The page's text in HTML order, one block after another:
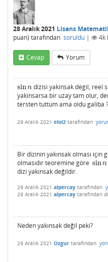
28 Aralık 2021 Lisans
puan) tarafından soruldu | 4k
Cevap Yorum
sinn
sinn dizisi yakinsak degil, reel
yakinsarsa bir uzay tam olur,
tersten tuttum ama oldu galiba ?
29 Aralık 2021 eloi2 tarafından
Bir dizinin yakınsak olması için
olmasıdır teoremine göre sinn
sinn
dizi yakınsak değildir.
29 Aralık 2021 alpercay tarafından
29 Aralık 2021 alpercay tarafından
Neden yakınsak değil peki?
29 Aralık 2021 Ozgur tarafından